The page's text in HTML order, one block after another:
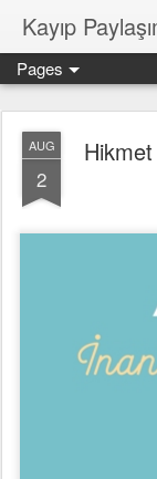
Kayıp
Pages
AUG
2